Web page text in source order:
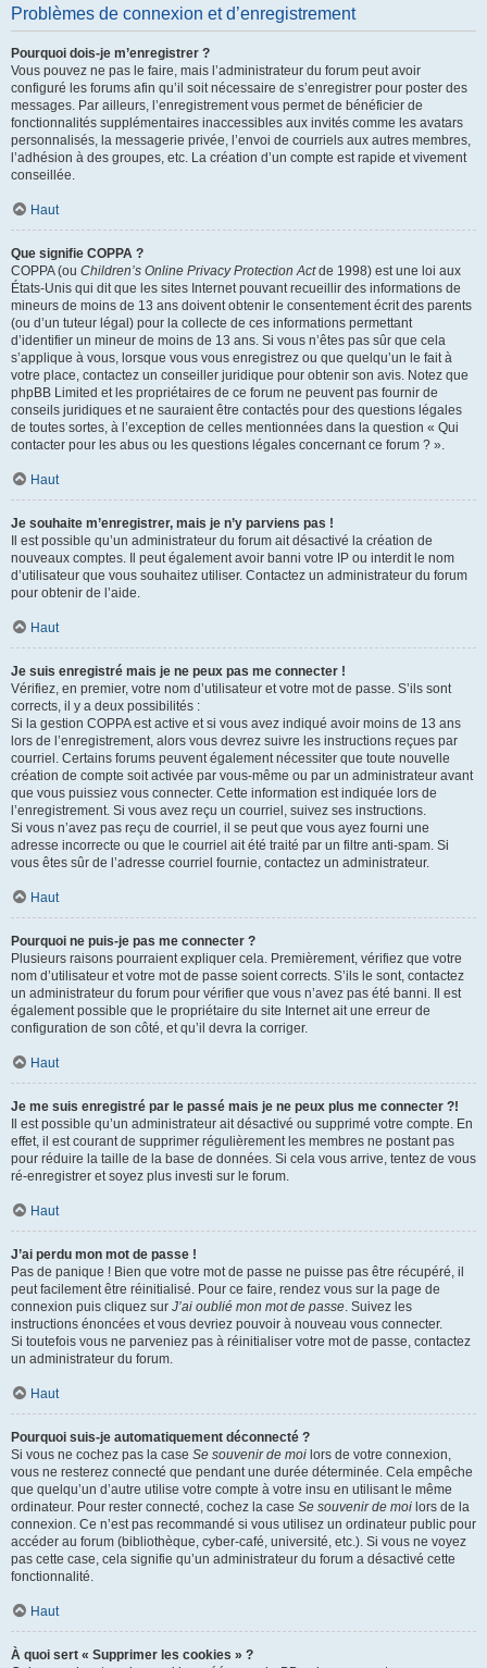
Problèmes de connexion et d’enregistrement
Pourquoi dois-je m’enregistrer ?
Vous pouvez ne pas le faire, mais l’administrateur du forum peut avoir
configuré les forums afin qu’il soit nécessaire de s’enregistrer pour poster des
messages. Par ailleurs, l’enregistrement vous permet de bénéficier de
fonctionnalités supplémentaires inaccessibles aux invités comme les avatars
personnalisés, la messagerie privée, l’envoi de courriels aux autres membres,
l’adhésion à des groupes, etc. La création d’un compte est rapide et vivement
conseillée.
Haut
Que signifie COPPA ?
COPPA (ou Children’s Online Privacy Protection Actde 1998) est une loi aux
États-Unis qui dit que les sites Internet pouvant recueillir des informations de
mineurs de moins de 13 ans doivent obtenir le consentement écrit des parents
(ou d’un tuteur légal) pour la collecte de ces informations permettant
d’identifier un mineur de moins de 13 ans. Si vous n’êtes pas sûr que cela
s’applique à vous, lorsque vous vous enregistrez ou que quelqu’un le fait à
votre place, contactez un conseiller juridique pour obtenir son avis. Notez que
phpBB Limited et les propriétaires de ce forum ne peuvent pas fournir de
conseils juridiques et ne sauraient être contactés pour des questions légales
de toutes sortes, à l’exception de celles mentionnées dans la question « Qui
contacter pour les abus ou les questions légales concernant ce forum ? ».
Haut
Je souhaite m’enregistrer, mais je n’y parviens pas !
Il est possible qu’un administrateur du forum ait désactivé la création de
nouveaux comptes. Il peut également avoir banni votre IP ou interdit le nom
d’utilisateur que vous souhaitez utiliser. Contactez un administrateur du forum
pour obtenir de l’aide.
Haut
Je suis enregistré mais je ne peux pas me connecter !
Vérifiez, en premier, votre nom d’utilisateur et votre mot de passe. S’ils sont
corrects, il y a deux possibilités :
Si la gestion COPPA est active et si vous avez indiqué avoir moins de 13 ans
lors de l’enregistrement, alors vous devrez suivre les instructions reçues par
courriel. Certains forums peuvent également nécessiter que toute nouvelle
création de compte soit activée par vous-même ou par un administrateur avant
que vous puissiez vous connecter. Cette information est indiquée lors de
l’enregistrement. Si vous avez reçu un courriel, suivez ses instructions.
Si vous n’avez pas reçu de courriel, il se peut que vous ayez fourni une
adresse incorrecte ou que le courriel ait été traité par un filtre anti-spam. Si
vous êtes sûr de l’adresse courriel fournie, contactez un administrateur.
Haut
Pourquoi ne puis-je pas me connecter ?
Plusieurs raisons pourraient expliquer cela. Premièrement, vérifiez que votre
nom d’utilisateur et votre mot de passe soient corrects. S’ils le sont, contactez
un administrateur du forum pour vérifier que vous n’avez pas été banni. Il est
également possible que le propriétaire du site Internet ait une erreur de
configuration de son côté, et qu’il devra la corriger.
Haut
Je me suis enregistré par le passé mais je ne peux plus me connecter ?!
Il est possible qu’un administrateur ait désactivé ou supprimé votre compte. En
effet, il est courant de supprimer régulièrement les membres ne postant pas
pour réduire la taille de la base de données. Si cela vous arrive, tentez de vous
ré-enregistrer et soyez plus investi sur le forum.
Haut
J’ai perdu mon mot de passe !
Pas de panique ! Bien que votre mot de passe ne puisse pas être récupéré, il
peut facilement être réinitialisé. Pour ce faire, rendez vous sur la page de
connexion puis cliquez sur J’ai oublié mon mot de passe. Suivez les
instructions énoncées et vous devriez pouvoir à nouveau vous connecter.
Si toutefois vous ne parveniez pas à réinitialiser votre mot de passe, contactez
un administrateur du forum.
Haut
Pourquoi suis-je automatiquement déconnecté ?
Si vous ne cochez pas la case Se souvenir de moi lors de votre connexion,
vous ne resterez connecté que pendant une durée déterminée. Cela empêche
que quelqu’un d’autre utilise votre compte à votre insu en utilisant le même
ordinateur. Pour rester connecté, cochez la case Se souvenir de moi lors de la
connexion. Ce n’est pas recommandé si vous utilisez un ordinateur public pour
accéder au forum (bibliothèque, cyber-café, université, etc.). Si vous ne voyez
pas cette case, cela signifie qu’un administrateur du forum a désactivé cette
fonctionnalité.
Haut
À quoi sert « Supprimer les cookies » ?